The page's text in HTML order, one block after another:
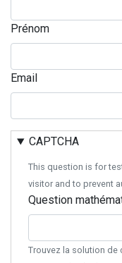
Prénom
Email
CAPTCHA
This question is for
visitor and to prevent
Question
Trouvez la solution de